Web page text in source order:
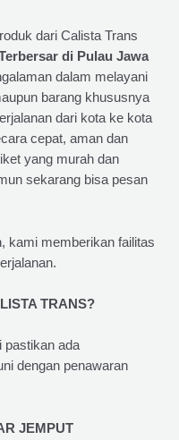
dari Calista Trans
di Pulau Jawa
dalam melayani
barang khususnya
dari kota ke kota
cepat, aman dan
yang murah dan
sekarang bisa pesan
kami memberikan failitas
TRANS?
pastikan ada
dengan penawaran
JEMPUT